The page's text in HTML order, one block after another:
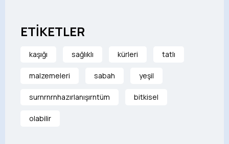
ETİKETLER
kaşığı sağlıklı kürleri tatlı
malzemeleri sabah yeşil
surnrnrnhazırlanışırntüm bitkisel
olabilir